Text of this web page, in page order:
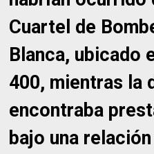
Cuartel de
Blanca, ubicado
400, mientras la
encontraba
bajo una